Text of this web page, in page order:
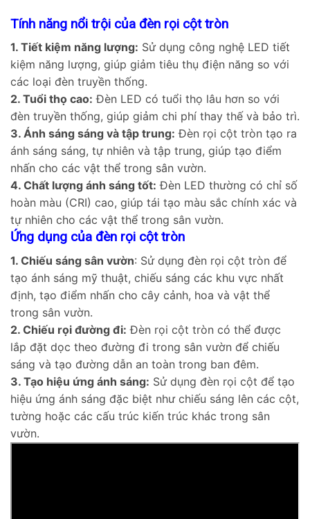
Tính năng nổi trội của đèn rọi cột tròn
1. Tiết kiệm năng lượng: Sử dụng công nghệ LED tiết
kiệm năng lượng, giúp giảm tiêu thụ điện năng so với
các loại đèn truyền thống.
2. Tuổi thọ cao: Đèn LED có tuổi thọ lâu hơn so với
đèn truyền thống, giúp giảm chi phí thay thế và bảo trì.
3. Ánh sáng sáng và tập trung: Đèn rọi cột tròn tạo ra
ánh sáng sáng, tự nhiên và tập trung, giúp tạo điểm
nhấn cho các vật thể trong sân vườn.
4. Chất lượng ánh sáng tốt: Đèn LED thường có chỉ số
hoàn màu (CRI) cao, giúp tái tạo màu sắc chính xác và
tự nhiên cho các vật thể trong sân vườn.
Ứng dụng của đèn rọi cột tròn
1. Chiếu sáng sân vườn: Sử dụng đèn rọi cột tròn để
tạo ánh sáng mỹ thuật, chiếu sáng các khu vực nhất
định, tạo điểm nhấn cho cây cảnh, hoa và vật thể
trong sân vườn.
2. Chiếu rọi đường đi: Đèn rọi cột tròn có thể được
lắp đặt dọc theo đường đi trong sân vườn để chiếu
sáng và tạo đường dẫn an toàn trong ban đêm.
3. Tạo hiệu ứng ánh sáng: Sử dụng đèn rọi cột để tạo
hiệu ứng ánh sáng đặc biệt như chiếu sáng lên các cột,
tường hoặc các cấu trúc kiến trúc khác trong sân
vườn.